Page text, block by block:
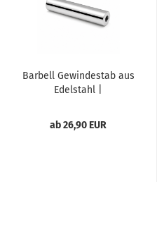
Barbell Gewindestab aus
Edelstahl |
ab 26,90 EUR